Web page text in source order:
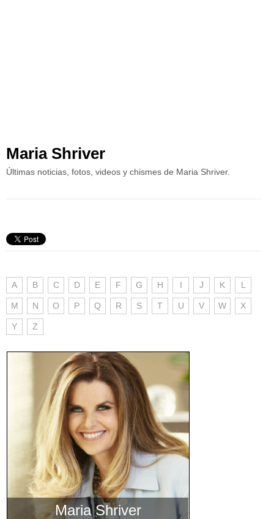
Maria Shriver
Últimas noticias, fotos, videos y chismes de Maria Shriver.
A B C D E F G H I J K L
M N O P Q R S T U V W X
Y Z
Maria Shriver